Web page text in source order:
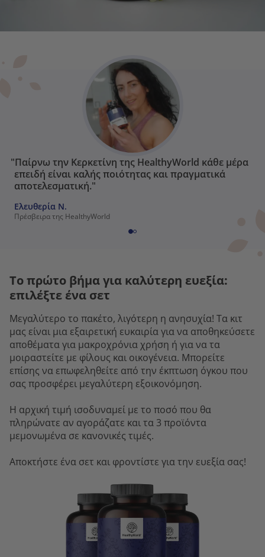
"Παίρνω την Κερκετίνη της HealthyWorld κάθε μέρα
επειδή είναι καλής ποιότητας και πραγματικά
αποτελεσματική."
Ελευθερία Ν.
Πρέσβειρα της HealthyWorld
Το πρώτο βήμα για καλύτερη ευεξία:
επιλέξτε ένα σετ
Μεγαλύτερο το πακέτο, λιγότερη η ανησυχία! Τα κιτ
μας είναι μια εξαιρετική ευκαιρία για να αποθηκεύσετε
αποθέματα για μακροχρόνια χρήση ή για να τα
μοιραστείτε με φίλους και οικογένεια. Μπορείτε
επίσης να επωφεληθείτε από την έκπτωση όγκου που
σας προσφέρει μεγαλύτερη εξοικονόμηση.
Η αρχική τιμή ισοδυναμεί με το ποσό που θα
πληρώνατε αν αγοράζατε και τα 3 προϊόντα
μεμονωμένα σε κανονικές τιμές.
Αποκτήστε ένα σετ και φροντίστε για την ευεξία σας!